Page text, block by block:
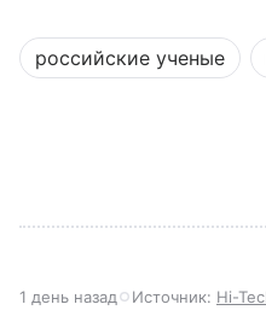
российские ученые
1 день назад Источник: Hi-